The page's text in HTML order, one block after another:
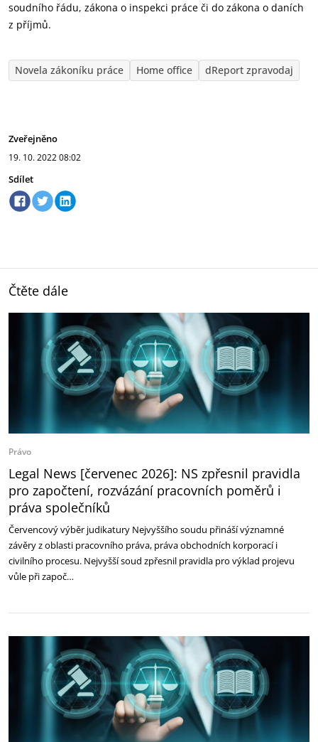
soudního řádu, zákona o inspekci práce či do zákona o daních
z příjmů.
Novela zákoníku práce Home office dReport zpravodaj
Zveřejněno
19. 10. 202208:02
Sdílet
Čtěte dále
Právo
Legal News [červenec 2026]: NS zpřesnil pravidla
pro započtení, rozvázání pracovních poměrů i
práva společníků
Červencový výběr judikatury Nejvyššího soudu přináší významné
závěry z oblasti pracovního práva, práva obchodních korporací i
civilního procesu. Nejvyšší soud zpřesnil pravidla pro výklad projevu
vůle při započ…